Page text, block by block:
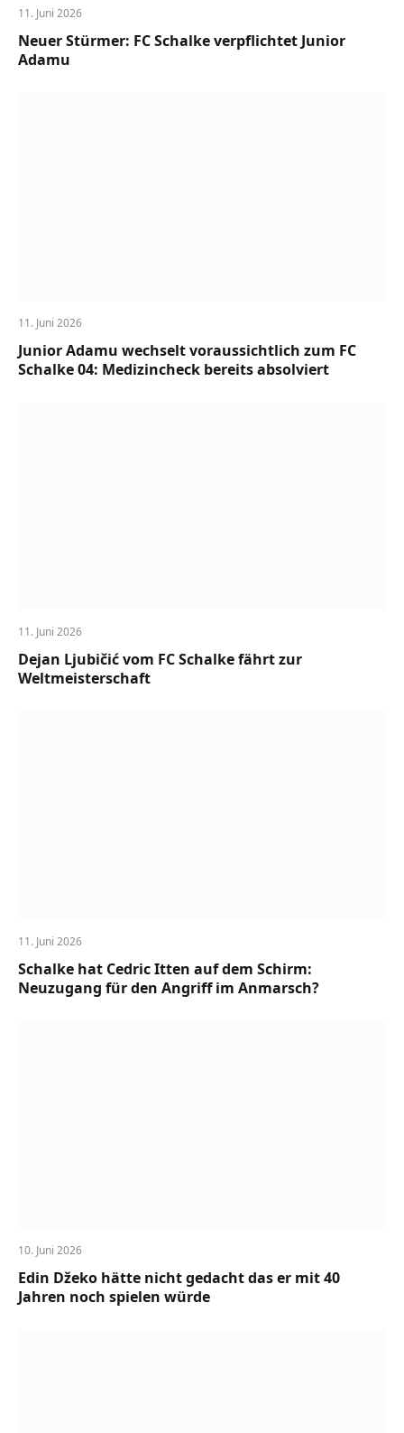
11. Juni 2026
Neuer Stürmer: FC Schalke verpflichtet Junior
Adamu
11. Juni 2026
Junior Adamu wechselt voraussichtlich zum FC
Schalke 04: Medizincheck bereits absolviert
11. Juni 2026
Dejan Ljubičić vom FC Schalke fährt zur
Weltmeisterschaft
11. Juni 2026
Schalke hat Cedric Itten auf dem Schirm:
Neuzugang für den Angriff im Anmarsch?
10. Juni 2026
Edin Džeko hätte nicht gedacht das er mit 40
Jahren noch spielen würde